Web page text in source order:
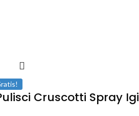
Cruscotti Spray